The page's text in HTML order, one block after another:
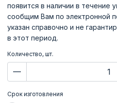
появится в наличии в течение
сообщим Вам по электронной
указан справочно и не
в этот период.
Количество, шт.
Срок изготовления